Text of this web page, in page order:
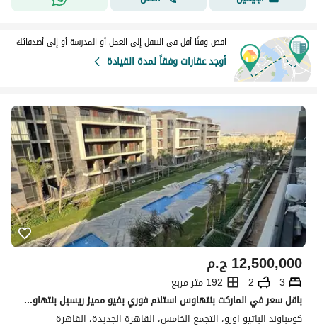
اقض وقتًا أقل في التنقل إلى العمل أو المدرسة أو إلى أصدقائك
أوجد عقارات وفقاً لمدة القيادة
ج.م12,500,000
3
2
192 متر مربع
باقل سعر في الماركت بنتهاوس استلام فوري بفيو مميز ريسيل بنتهاوس 3 غرف جاهزه للمعاينه في اي وقت للبيع في Patio Oro
كومباوند الباتيو اورو، التجمع الخامس، القاهرة الجديدة، القاهرة